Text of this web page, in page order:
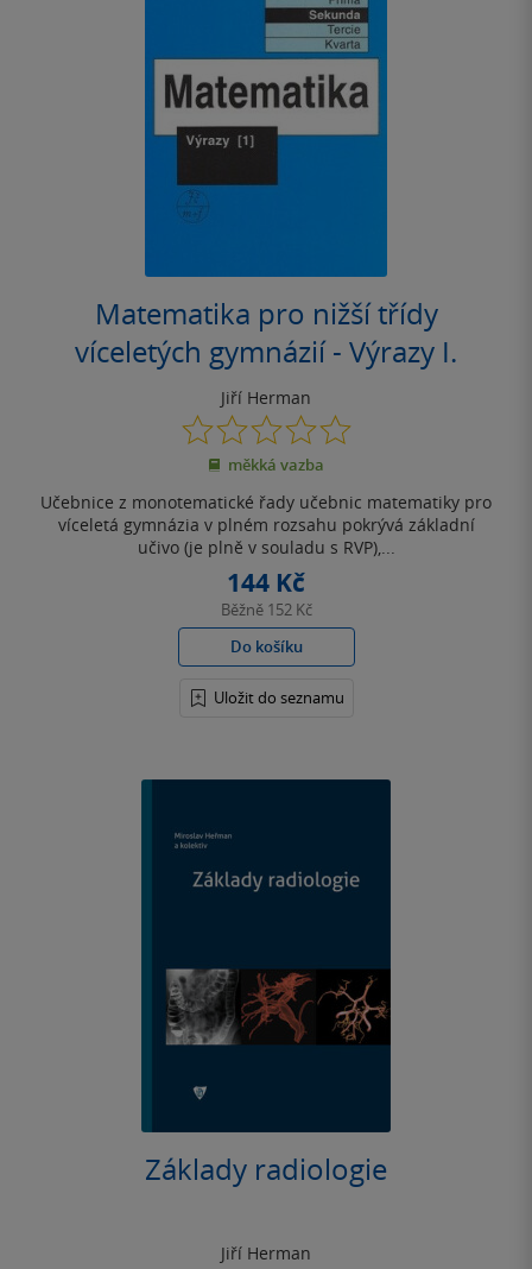
Matematika pro nižší třídy
víceletých gymnázií - Výrazy I.
Jiří Herman
0.0
z
5
měkká vazba
Učebnice z monotematické řady učebnic matematiky pro
víceletá gymnázia v plném rozsahu pokrývá základní
učivo (je plně v souladu s RVP),...
144 Kč
Běžně 152 Kč
Do košíku
Uložit do seznamu
Základy radiologie
Jiří Herman